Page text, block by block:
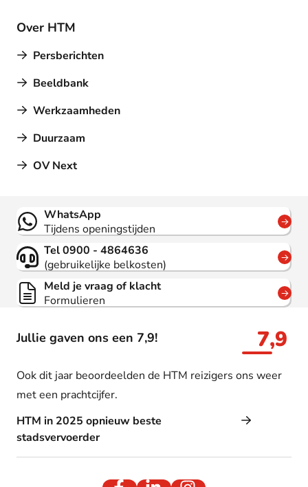
Over HTM
Persberichten
Beeldbank
Werkzaamheden
Duurzaam
OV Next
Jullie gaven ons een 7,9! 7,9
Ook dit jaar beoordeelden de HTM reizigers ons weer
met een prachtcijfer.
HTM in 2025 opnieuw beste
stadsvervoerder
Contact
WhatsApp
Tijdens openingstijden
Tel 0900 - 4864636
(gebruikelijke belkosten)
Meld je vraag of klacht
Formulieren